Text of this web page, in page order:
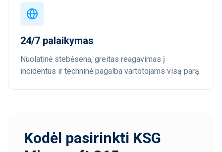
24/7 palaikymas
Nuolatinė stebėsena, greitas reagavimas į
incidentus ir techninė pagalba vartotojams visą parą.
Kodėl pasirinkti KSG